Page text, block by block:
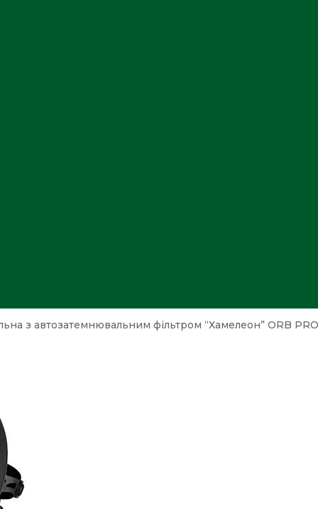
з автозатемнювальним фільтром “Хамелеон” ORB